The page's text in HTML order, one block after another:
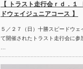
【 トラスト走行会ｒｄ．１
ドウェイジュニアコース 】
５／２７（日）十勝スピードウェ
て開催されたトラスト走行会に参